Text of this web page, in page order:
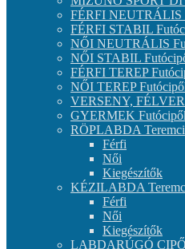
FÉRFI NEUTRÁLIS
FÉRFI STABIL
NŐI NEUTRÁLIS
NŐI STABIL
FÉRFI TEREP
NŐI TEREP
VERSENY,
GYERMEK
RÖPLABDA
Férfi
Női
Kiegészítők
KÉZILABDA
Férfi
Női
Kiegészítők
LABDARÚGÓ